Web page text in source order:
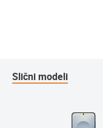
Slični modeli